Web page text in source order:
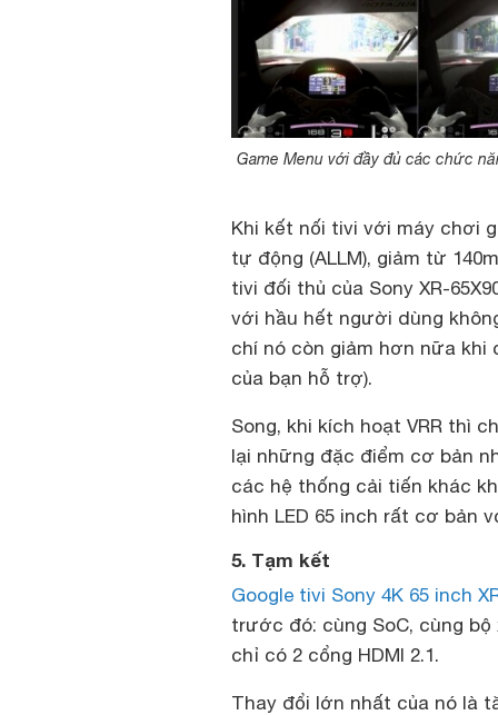
Game Menu với đầy đủ các chức
Khi kết nối tivi với máy chơi
tự động (ALLM), giảm từ
tivi đối thủ của Sony XR-
với hầu hết người dùng
chí nó còn giảm hơn nữa khi
của bạn hỗ trợ).
Song, khi kích hoạt VRR thì
lại những đặc điểm cơ bản
các hệ thống cải tiến khác
hình LED 65 inch rất cơ bản
5. Tạm kết
Google tivi Sony 4K 65 inch
trước đó: cùng SoC, cùng bộ
chỉ có 2 cổng HDMI 2.1.
Thay đổi lớn nhất của nó là